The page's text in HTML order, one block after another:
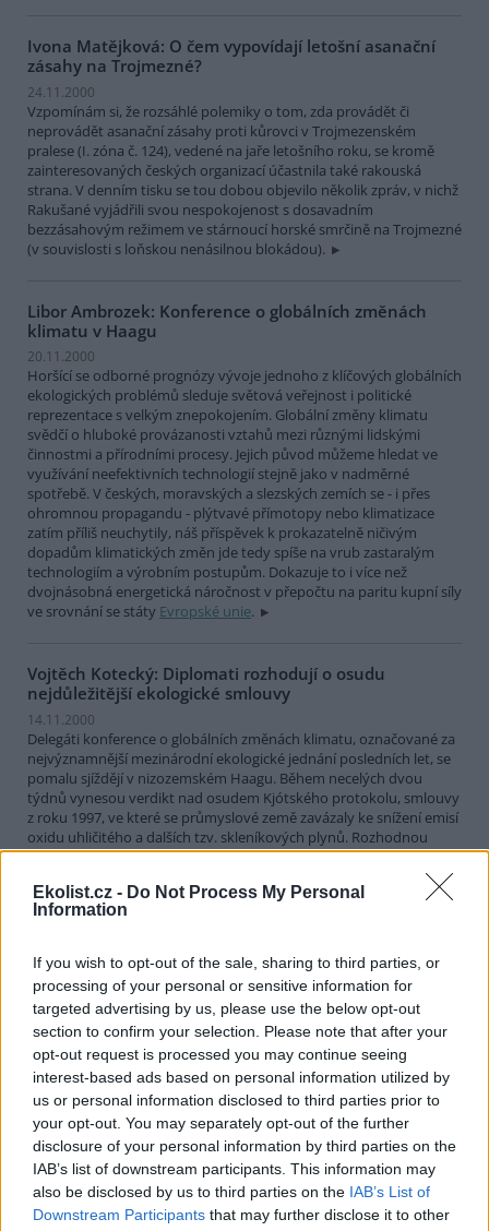
Ekolist.cz - Do Not Process My Personal
Information
If you wish to opt-out of the sale, sharing to third parties, or
processing of your personal or sensitive information for
targeted advertising by us, please use the below opt-out
section to confirm your selection. Please note that after your
opt-out request is processed you may continue seeing
interest-based ads based on personal information utilized by
us or personal information disclosed to third parties prior to
your opt-out. You may separately opt-out of the further
disclosure of your personal information by third parties on the
IAB’s list of downstream participants. This information may
also be disclosed by us to third parties on the IAB’s List of
Downstream Participants that may further disclose it to other
Ivona Matějková: O čem vypovídají letošní asanační
zásahy na Trojmezné?
24.11.2000
Vzpomínám si, že rozsáhlé polemiky o tom, zda provádět či
neprovádět asanační zásahy proti kůrovci v Trojmezenském
pralese (I. zóna č. 124), vedené na jaře letošního roku, se kromě
zainteresovaných českých organizací účastnila také rakouská
strana. V denním tisku se tou dobou objevilo několik zpráv, v nichž
Rakušané vyjádřili svou nespokojenost s dosavadním
bezzásahovým režimem ve stárnoucí horské smrčině na Trojmezné
(v souvislosti s loňskou nenásilnou blokádou).
Libor Ambrozek: Konference o globálních změnách
klimatu v Haagu
20.11.2000
Horšící se odborné prognózy vývoje jednoho z klíčových globálních
ekologických problémů sleduje světová veřejnost i politické
reprezentace s velkým znepokojením. Globální změny klimatu
svědčí o hluboké provázanosti vztahů mezi různými lidskými
činnostmi a přírodními procesy. Jejich původ můžeme hledat ve
využívání neefektivních technologií stejně jako v nadměrné
spotřebě. V českých, moravských a slezských zemích se - i přes
ohromnou propagandu - plýtvavé přímotopy nebo klimatizace
zatím příliš neuchytily, náš příspěvek k prokazatelně ničivým
dopadům klimatických změn jde tedy spíše na vrub zastaralým
technologiím a výrobním postupům. Dokazuje to i více než
dvojnásobná energetická náročnost v přepočtu na paritu kupní síly
ve srovnání se státy Evropské unie.
Vojtěch Kotecký: Diplomati rozhodují o osudu
nejdůležitější ekologické smlouvy
14.11.2000
Delegáti konference o globálních změnách klimatu, označované za
nejvýznamnější mezinárodní ekologické jednání posledních let, se
pomalu sjíždějí v nizozemském Haagu. Během necelých dvou
týdnů vynesou verdikt nad osudem Kjótského protokolu, smlouvy
z roku 1997, ve které se průmyslové země zavázaly ke snížení emisí
oxidu uhličitého a dalších tzv. skleníkových plynů. Rozhodnou
totiž, zda dohoda skutečně omezí znečištění, nebo zda se promění
v pouhý cár papíru. Hlavním tématem haagské konference budou
konkrétní mechanismy, kterými signatářské státy kjótské závazky
splní.
Jakub Kašpar: Novinářská povinnost, občanský pud
sebezáchovy
12.10.2000
Nebývale silná vlna národní soudržnosti, loajality k establishmentu
a k české policii a zároveň také nebývalá vlna xenofobie a volání po
přísnější vládě pevné (Grossovy?) ruky se zvedla v minulých
týdnech po protiglobalizačních demonstracích v úterý 26. září. Kdo
si dovolil pochybovat o hrdinství a bezchybnosti hochů od policie,
stal se bezmála zrádcem a "přisluhovačem komunistů" (zvlášť
kouzelné a vynalézavé v tomto ohledu byly příspěvky čtenářů
Neviditelného Psači diskusního fóra na stránkáchINPEG). Není
pochyb o tom, že intenzita úterních pouličních demonstrací,
zejména "bitvy pod Vyšehradem", překvapila mnohé, ne-li většinu,